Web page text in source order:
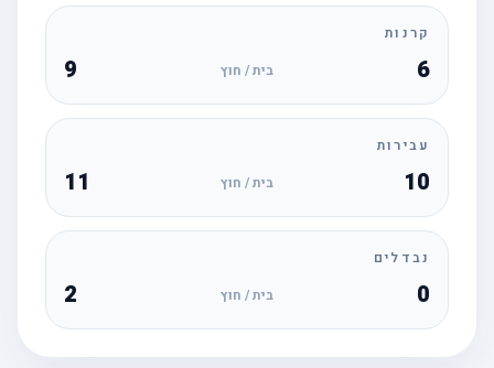
קרנות
בית / חוץ
עבירות
10 בית / חוץ 11
נבדלים
בית / חוץ